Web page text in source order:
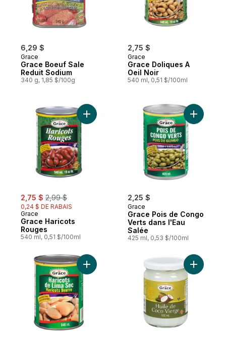
6,29 $
Grace
Grace Boeuf Sale
Reduit Sodium
340 g, 1,85 $/100g
2,75 $
Grace
Grace Doliques A
Oeil Noir
540 ml, 0,51 $/100ml
sale:
2,75 $ , formerly:
2,99 $
0,24 $ DE RABAIS
Grace
Grace Haricots
Rouges
540 ml, 0,51 $/100ml
Ajouter Grace Haricots Rouges au panier
2,25 $
Grace
Grace Pois de Congo
Verts dans l'Eau
Salée
425 ml, 0,53 $/100ml
Ajouter
Ajouter Haricot de Lima au panierAjouter